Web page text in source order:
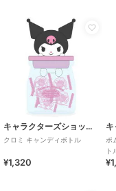
キャラクターズショップ ラフラフ
クロミ キャンディボトル
¥1,320
ポ
ト